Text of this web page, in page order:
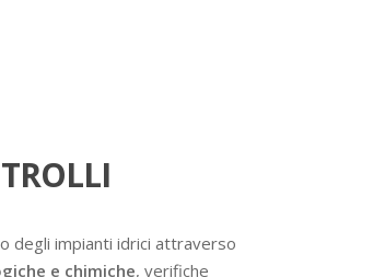
degli impianti idrici attraverso
e chimiche, verifiche